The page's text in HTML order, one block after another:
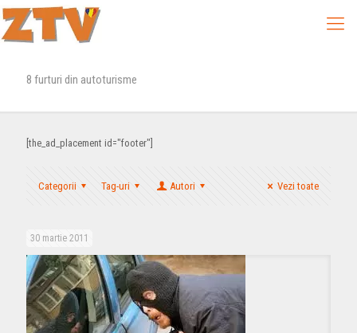
8 furturi din autoturisme
[the_ad_placement id="footer"]
Categorii Tag-uri Autori Vezi toate
30 martie 2011